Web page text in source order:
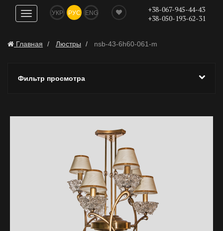
Показать
навигацию
УКР РУС ENG
+38-067-945-44-43
+38-050-193-62-31
Главная Люстры nsb-43-6h60-061-m
Фильтр просмотра